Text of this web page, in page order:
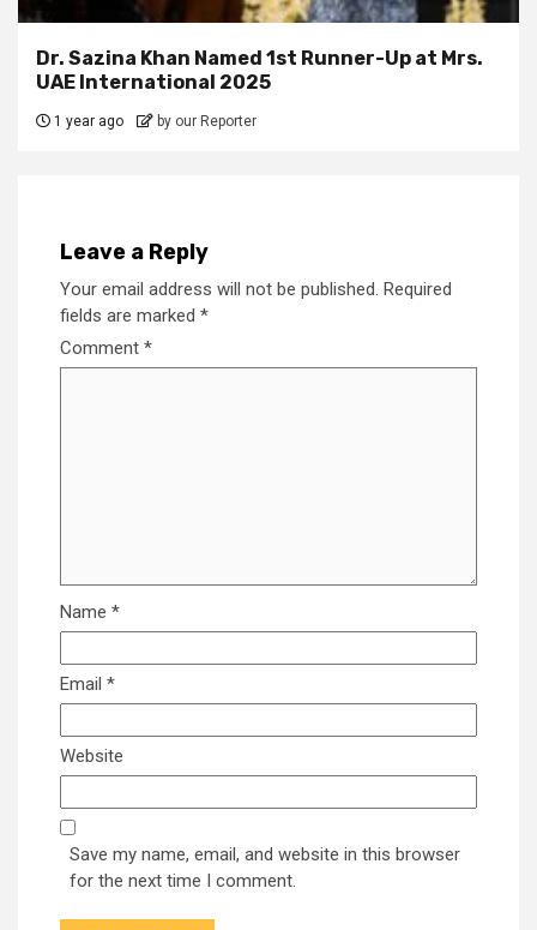
Dr. Sazina Khan Named 1st Runner-Up at Mrs.
UAE International 2025
1 year ago by our Reporter
Leave a Reply
Your email address will not be published. Required
fields are marked *
Comment *
Name *
Email *
Website
Save my name, email, and website in this browser
for the next time I comment.